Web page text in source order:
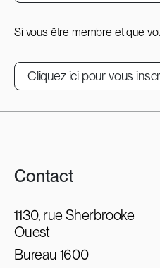
Si vous être membre et que
Cliquez ici pour vous
Contact
1130, rue Sherbrooke
Ouest
Bureau 1600